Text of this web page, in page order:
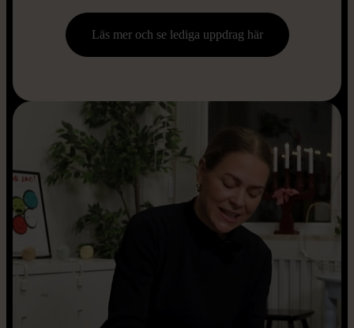
Läs mer och se lediga uppdrag här